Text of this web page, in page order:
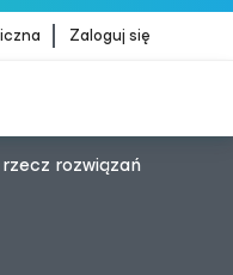
Zaloguj się
rozwiązań